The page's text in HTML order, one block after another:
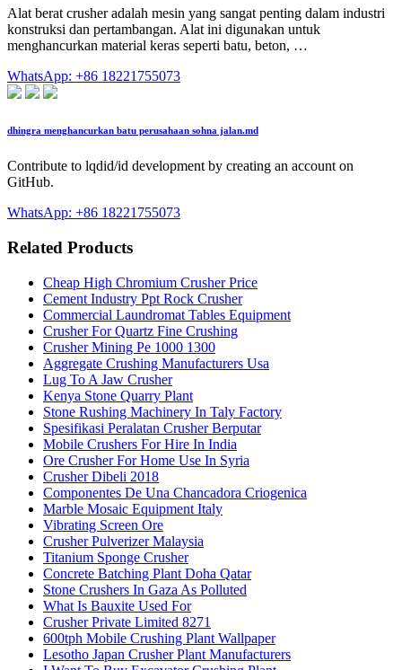
Alat berat crusher adalah mesin yang sangat penting dalam industri
konstruksi dan pertambangan. Alat ini digunakan untuk
menghancurkan material keras seperti batu, beton, …
WhatsApp: +86 18221755073
dhingra menghancurkan batu perusahaan sohna jalan.md
Contribute to lqdid/id development by creating an account on
GitHub.
WhatsApp: +86 18221755073
Related Products
Cheap High Chromium Crusher Price
Cement Industry Ppt Rock Crusher
Commercial Laundromat Tables Equipment
Crusher For Quartz Fine Crushing
Crusher Mining Pe 1000 1300
Aggregate Crushing Manufacturers Usa
Lug To A Jaw Crusher
Kenya Stone Quarry Plant
Stone Rushing Machinery In Taly Factory
Spesifikasi Peralatan Crusher Berputar
Mobile Crushers For Hire In India
Ore Crusher For Home Use In Syria
Crusher Dibeli 2018
Componentes De Una Chancadora Criogenica
Marble Mosaic Equipment Italy
Vibrating Screen Ore
Crusher Pulverizer Malaysia
Titanium Sponge Crusher
Concrete Batching Plant Doha Qatar
Stone Crushers In Gaza As Polluted
What Is Bauxite Used For
Crusher Private Limited 8271
600tph Mobile Crushing Plant Wallpaper
Lesotho Japan Crusher Plant Manufacturers